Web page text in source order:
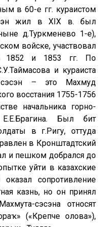
в 60-е гг. кураистом
жил в XIX в. был
д.Туркменево 1-е),
войске, участвовал
1852 и 1853 гг. По
и кураиста
сэсэн – это Махмуд
восстания 1755-1756
начальника горно-
Был бит
в г.Ригу, оттуда
в Кронштадтский
и пешком добрался до
уйти в казахские
сопротивление
казнь, но он принял
сэсэна относят
(«Крепче олова»),